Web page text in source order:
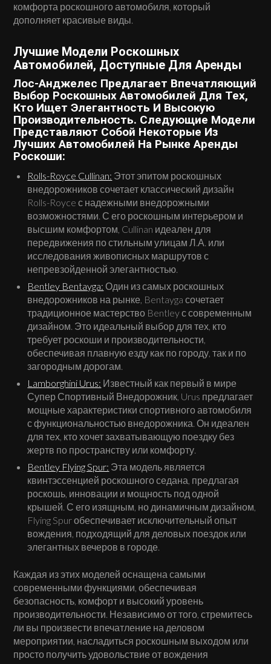
комфорта роскошного автомобиля, который
дополняет красивые виды.
Лучшие Модели Роскошных
Автомобилей, Доступные Для Аренды
Лос-Анджелес Предлагает Впечатляющий
Выбор Роскошных Автомобилей Для Тех,
Кто Ищет Элегантность И Высокую
Производительность. Следующие Модели
Представляют Собой Некоторые Из
Лучших Автомобилей На Рынке Аренды
Роскоши:
Rolls-Royce Cullinan: Этот эпитом роскошных
внедорожников сочетает классический дизайн
Rolls-Royce с надежными внедорожными
возможностями. С его роскошным интерьером и
высшим комфортом, Cullinan идеален для
передвижения по стильным улицам Л.А. или
исследования живописных маршрутов с
непревзойденной элегантностью.
Bentley Bentayga: Один из самых роскошных
внедорожников на рынке, Bentayga сочетает
традиционное мастерство Bentley с современным
дизайном. Это идеальный выбор для тех, кто
требует роскоши и производительности,
обеспечивая плавную езду как по городу, так и по
загородным дорогам.
Lamborghini Urus: Известный как первый в мире
Супер Спортивный Внедорожник, Urus предлагает
мощные характеристики спортивного автомобиля
с функциональностью внедорожника. Он идеален
для тех, кто хочет захватывающую поездку без
жертв по пространству или комфорту.
Bentley Flying Spur: Эта модель является
квинтэссенцией роскошного седана, предлагая
роскошь, инновации и мощность под одной
крышей. С его изящным, но динамичным дизайном,
Flying Spur обеспечивает исключительный опыт
вождения, подходящий для деловых поездок или
элегантных вечеров в городе.
Каждая из этих моделей оснащена самыми
современными функциями, обеспечивая
безопасность, комфорт и высокий уровень
производительности. Независимо от того, стремитесь
ли вы произвести впечатление на деловом
мероприятии, насладиться роскошным выходом или
просто получить удовольствие от вождения